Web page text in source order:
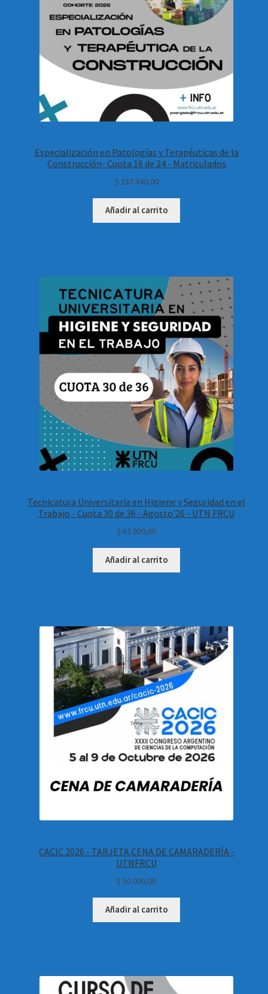
Especialización en Patologías y Terapéuticas de la
Construcción- Cuota 16 de 24 - Matriculados
$ 137.340,00
Añadir al carrito
Tecnicatura Universitaria en Higiene y Seguridad en el
Trabajo - Cuota 30 de 36 - Agosto'26 - UTN FRCU
$ 61.900,00
Añadir al carrito
CACIC 2026 - TARJETA CENA DE CAMARADERÍA -
UTNFRCU
$ 50.000,00
Añadir al carrito